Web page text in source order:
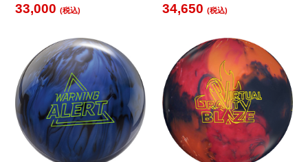
33,000(税込) 34,650(税込)